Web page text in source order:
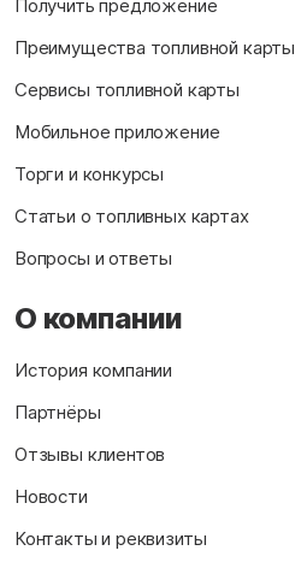
Получить предложение
Преимущества топливной карты
Сервисы топливной карты
Мобильное приложение
Торги и конкурсы
Статьи о топливных картах
Вопросы и ответы
О компании
История компании
Партнёры
Отзывы клиентов
Новости
Контакты и реквизиты